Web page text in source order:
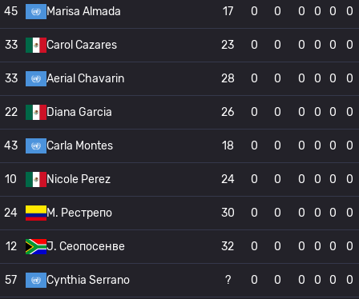
45 Marisa Almada 17 0 0 0 0 0 0
33 Carol Cazares 23 0 0 0 0 0 0
33 Aerial Chavarin 28 0 0 0 0 0 0
22 Diana Garcia 26 0 0 0 0 0 0
43 Carla Montes 18 0 0 0 0 0 0
10 Nicole Perez 24 0 0 0 0 0 0
24 M. Рестрепо 30 0 0 0 0 0 0
12 J. Сеопосенве 32 0 0 0 0 0 0
57 Cynthia Serrano ? 0 0 0 0 0 0